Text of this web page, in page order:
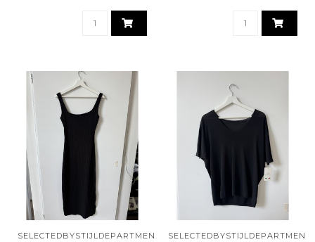
SELECTEDBYSTIJLDEPARTMENT SELECTEDBYSTIJLDEPARTMENT